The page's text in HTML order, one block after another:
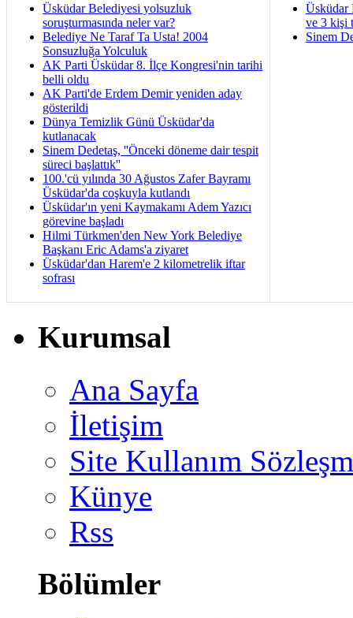
Üsküdar Belediyesi yolsuzluk
soruşturmasında neler var?
Belediye Ne Taraf Ta Usta! 2004
Sonsuzluğa Yolculuk
AK Parti Üsküdar 8. İlçe Kongresi'nin tarihi
belli oldu
AK Parti'de Erdem Demir yeniden aday
gösterildi
Dünya Temizlik Günü Üsküdar'da
kutlanacak
Sinem Dedetaş, ''Önceki döneme dair tespit
süreci başlattık''
100.'cü yılında 30 Ağustos Zafer Bayramı
Üsküdar'da coşkuyla kutlandı
Üsküdar'ın yeni Kaymakamı Adem Yazıcı
görevine başladı
Hilmi Türkmen'den New York Belediye
Başkanı Eric Adams'a ziyaret
Üsküdar'dan Harem'e 2 kilometrelik iftar
sofrası
Üsküdar
ve 3 kişi
Sinem
Kurumsal
Ana Sayfa
İletişim
Site Kullanım
Künye
Rss
Bölümler